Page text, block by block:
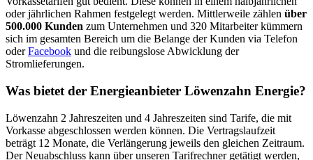
oder jährlichen Rahmen festgelegt werden. Mittlerweile zählen über
500.000 Kunden zum Unternehmen und 320 Mitarbeiter kümmern
sich im gesamten Bereich um die Belange der Kunden via Telefon
oderFacebook und die reibungslose Abwicklung der
Stromlieferungen.
Was bietet der Energieanbieter Löwenzahn Energie?
Löwenzahn 2 Jahreszeiten und 4 Jahreszeiten sind Tarife, die mit
Vorkasse abgeschlossen werden können. Die Vertragslaufzeit
beträgt 12 Monate, die Verlängerung jeweils den gleichen Zeitraum.
Der Neuabschluss kann über unseren Tarifrechner getätigt werden,